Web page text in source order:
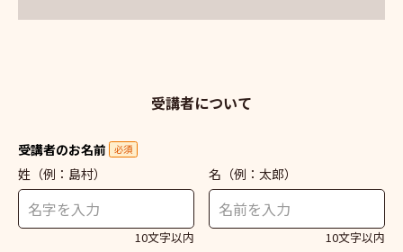
受講者について
受講者のお名前 必須
姓 （例：島村）
10文字以内
名 （例：太郎）
10文字以内